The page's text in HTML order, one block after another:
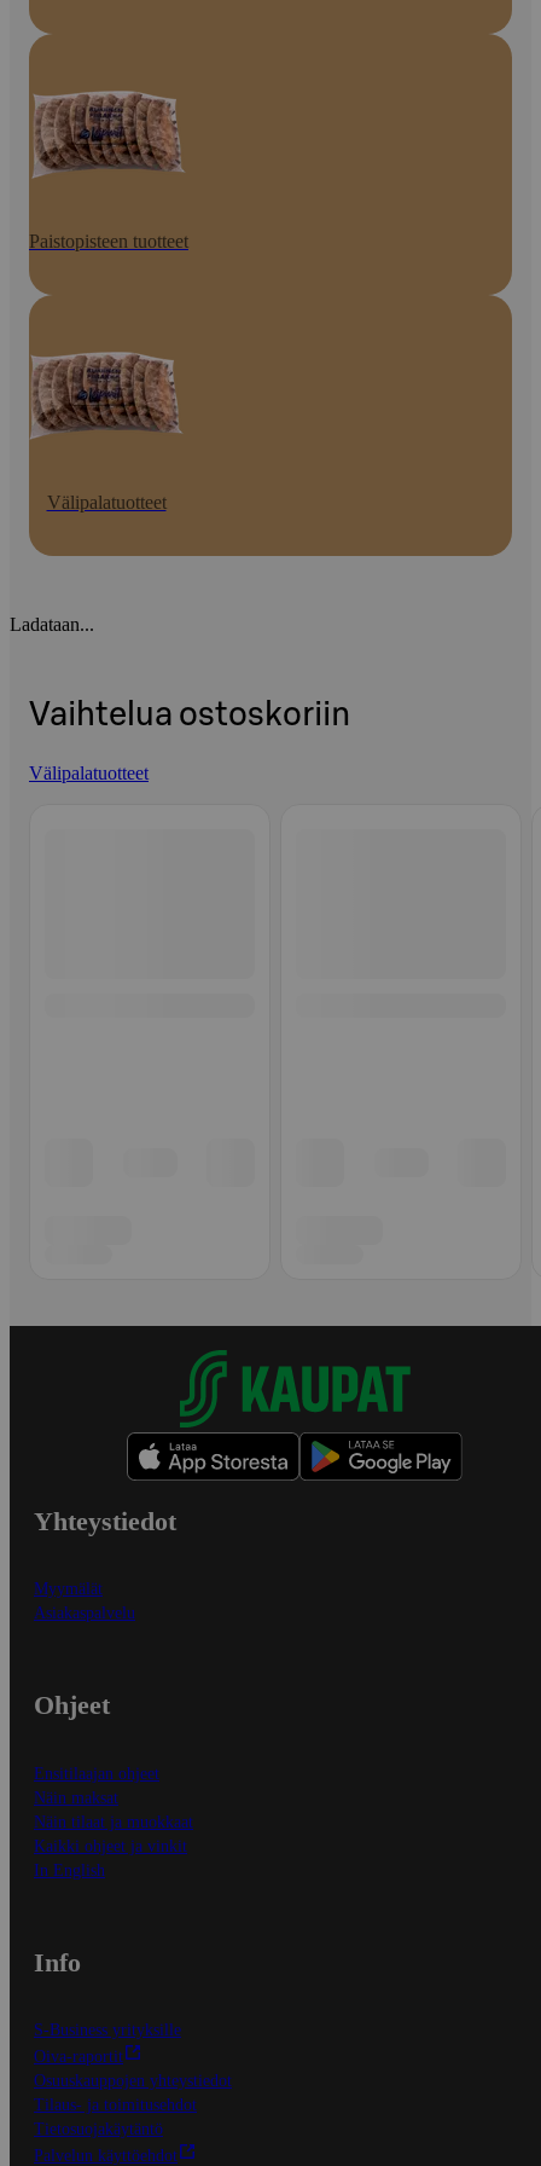
Paistopisteen tuotteet
Välipalatuotteet
Ladataan...
Vaihtelua ostoskoriin
Välipalatuotteet
Yhteystiedot
Myymälät
Asiakaspalvelu
Ohjeet
Ensitilaajan ohjeet
Näin maksat
Näin tilaat ja muokkaat
Kaikki ohjeet ja vinkit
In English
Info
S-Business yrityksille
Oiva-raportit
Osuuskauppojen yhteystiedot
Tilaus- ja toimitusehdot
Tietosuojakäytäntö
Palvelun käyttöehdot